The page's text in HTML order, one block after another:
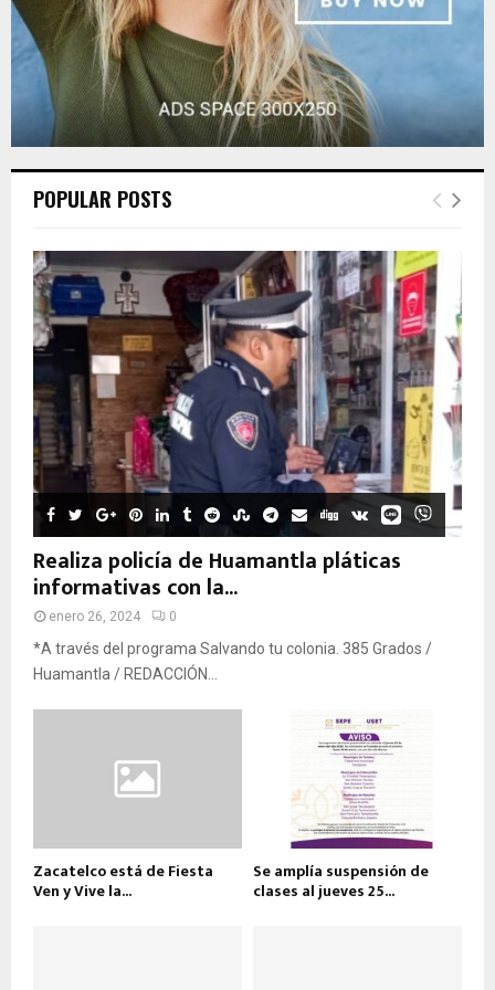
POPULAR POSTS
Realiza policía de Huamantla pláticas
informativas con la...
enero 26, 2024 0
*A través del programa Salvando tu colonia. 385 Grados /
Huamantla / REDACCIÓN...
Zacatelco está de Fiesta
Ven y Vive la...
Se amplía suspensión de
clases al jueves 25...